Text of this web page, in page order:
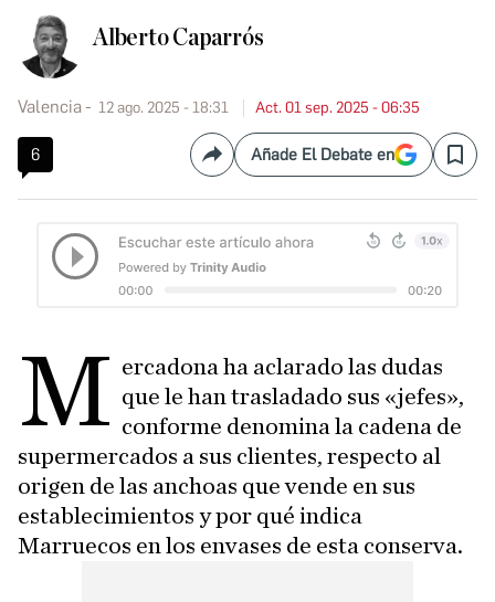
Alberto Caparrós
Valencia 12 ago. 2025 - 18:31 Act. 01 sep. 2025 - 06:35
6 CompartirAñade El Debate en Save
M ercadona ha aclarado las dudas
que le han trasladado sus «jefes»,
conforme denomina la cadena de
supermercados a sus clientes, respecto al
origen de las anchoas que vende en sus
establecimientos y por qué indica
Marruecos en los envases de esta conserva.